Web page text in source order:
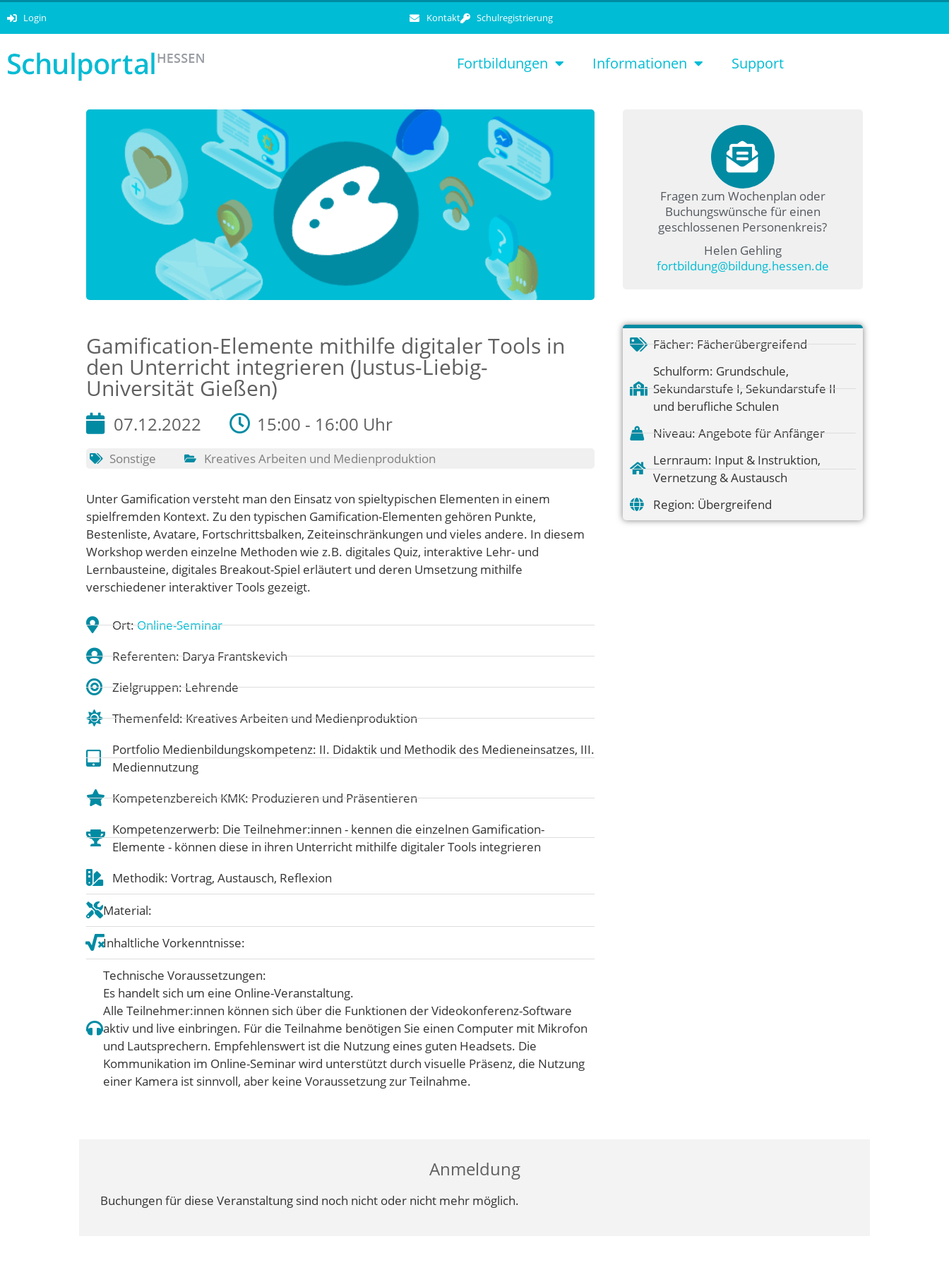
Login Kontakt Schulregistrierung
Fortbildungen Informationen Support
Gamification-Elemente mithilfe digitaler Tools in
den Unterricht integrieren (Justus-Liebig-
Universität Gießen)
07.12.2022 15:00 - 16:00 Uhr
Sonstige Kreatives Arbeiten und Medienproduktion
Unter Gamification versteht man den Einsatz von spieltypischen Elementen in einem
spielfremden Kontext. Zu den typischen Gamification-Elementen gehören Punkte,
Bestenliste, Avatare, Fortschrittsbalken, Zeiteinschränkungen und vieles andere. In diesem
Workshop werden einzelne Methoden wie z.B. digitales Quiz, interaktive Lehr- und
Lernbausteine, digitales Breakout-Spiel erläutert und deren Umsetzung mithilfe
verschiedener interaktiver Tools gezeigt.
Ort:Online-Seminar
Referenten: Darya Frantskevich
Zielgruppen: Lehrende
Themenfeld:Kreatives Arbeiten und Medienproduktion
Portfolio Medienbildungskompetenz: II. Didaktik und Methodik des Medieneinsatzes, III.
Mediennutzung
Kompetenzbereich KMK:Produzieren und Präsentieren
Kompetenzerwerb: Die Teilnehmer:innen - kennen die einzelnen Gamification-
Elemente - können diese in ihren Unterricht mithilfe digitaler Tools integrieren
Methodik: Vortrag, Austausch, Reflexion
Material:
Inhaltliche Vorkenntnisse:
Technische Voraussetzungen:
Es handelt sich um eine Online-Veranstaltung.
Alle Teilnehmer:innen können sich über die Funktionen der Videokonferenz-Software
aktiv und live einbringen. Für die Teilnahme benötigen Sie einen Computer mit Mikrofon
und Lautsprechern. Empfehlenswert ist die Nutzung eines guten Headsets. Die
Kommunikation im Online-Seminar wird unterstützt durch visuelle Präsenz, die Nutzung
einer Kamera ist sinnvoll, aber keine Voraussetzung zur Teilnahme.
Fragen zum Wochenplan oder
Buchungswünsche für einen
geschlossenen Personenkreis?
Helen Gehling
fortbildung@bildung.hessen.de
Fächer: Fächerübergreifend
Schulform: Grundschule,
Sekundarstufe I, Sekundarstufe II
und berufliche Schulen
Niveau: Angebote für Anfänger
Lernraum: Input & Instruktion,
Vernetzung & Austausch
Region: Übergreifend
Anmeldung
Buchungen für diese Veranstaltung sind noch nicht oder nicht mehr möglich.